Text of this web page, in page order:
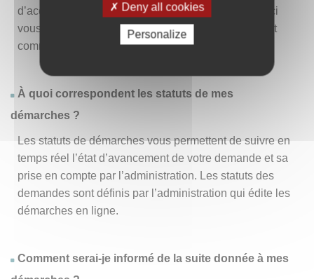
Deny all cookies
Personalize
d’accéder à la liste des démarches disponibles. D’ici
vous pouvez choisir la démarche vous intéressant et
commencer à la remplir en un clic.
À quoi correspondent les statuts de mes
démarches ?
Les statuts de démarches vous permettent de suivre en
temps réel l’état d’avancement de votre demande et sa
prise en compte par l’administration. Les statuts des
demandes sont définis par l’administration qui édite les
démarches en ligne.
Comment serai-je informé de la suite donnée à mes